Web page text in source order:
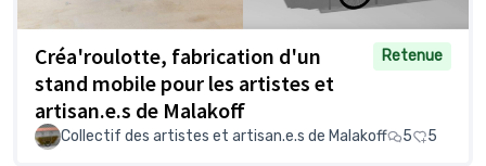
Créa'roulotte, fabrication d'un
stand mobile pour les artistes et
artisan.e.s de Malakoff
Retenue
Collectif des artistes et artisan.e.s de Malakoff 5 5